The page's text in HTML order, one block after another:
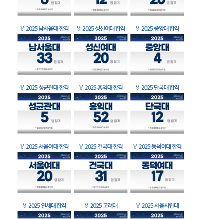
🏅 2025 남서울대 합격 🏅 2025 성신여대 합격 🏅 2025 중앙대 합격
🏅 2025 성균관대 합격 🏅 2025 홍익대 합격 🏅 2025 단국대 합격
🏅 2025 서울여대 합격 🏅 2025 건국대 합격 🏅 2025 동덕여대 합격
🏅 2025 연세대 합격 🏅 2025 고려대 🏅 2025 서울시립대